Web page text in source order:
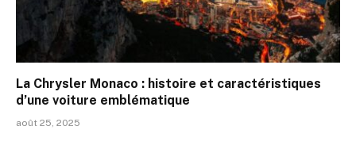
La Chrysler Monaco : histoire et caractéristiques
d’une voiture emblématique
août 25, 2025